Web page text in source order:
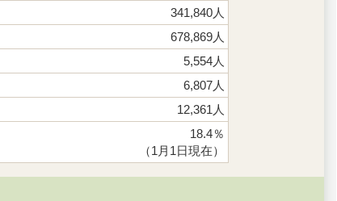
341,840人
678,869人
5,554人
6,807人
12,361人
18.4％
（1月1日現在）